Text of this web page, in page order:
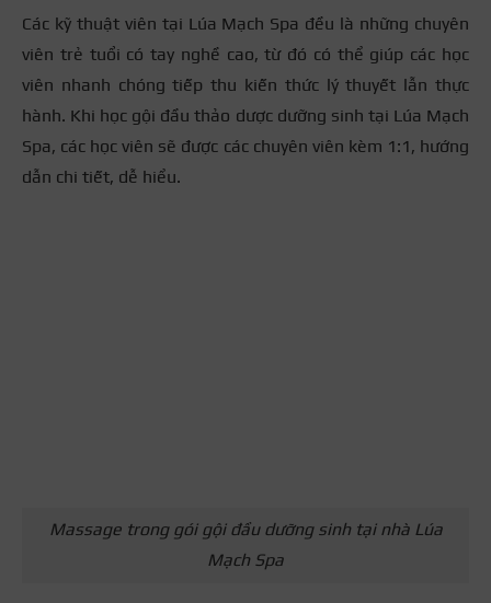
Các kỹ thuật viên tại Lúa Mạch Spa đều là những chuyên
viên trẻ tuổi có tay nghề cao, từ đó có thể giúp các học
viên nhanh chóng tiếp thu kiến thức lý thuyết lẫn thực
hành. Khi học gội đầu thảo dược dưỡng sinh tại Lúa Mạch
Spa, các học viên sẽ được các chuyên viên kèm 1:1, hướng
dẫn chi tiết, dễ hiểu.
Massage trong gói gội đầu dưỡng sinh tại nhà Lúa
Mạch Spa